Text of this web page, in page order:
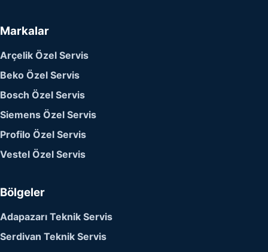
Markalar
Arçelik Özel Servis
Beko Özel Servis
Bosch Özel Servis
Siemens Özel Servis
Profilo Özel Servis
Vestel Özel Servis
Bölgeler
Adapazarı Teknik Servis
Serdivan Teknik Servis